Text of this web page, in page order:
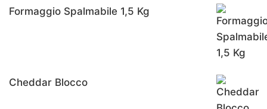
Formaggio Spalmabile 1,5 Kg
Cheddar Blocco